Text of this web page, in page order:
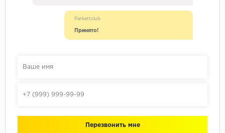
Parkettclub
Принято!